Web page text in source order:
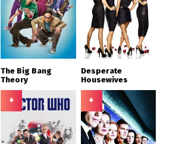
The Big Bang
Theory
Desperate
Housewives
+ +